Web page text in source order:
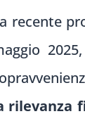
recente
rilevanza